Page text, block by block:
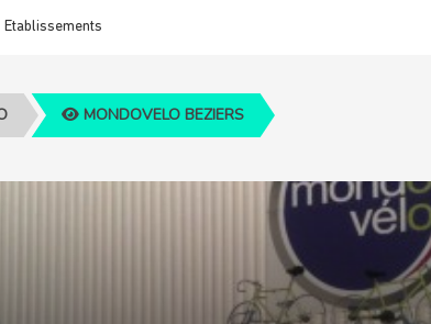
Etablissements
MONDOVELO BEZIERS